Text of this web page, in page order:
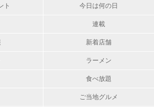
ト 今日は何の日
連載
新着店舗
ラーメン
食べ放題
ご当地グルメ